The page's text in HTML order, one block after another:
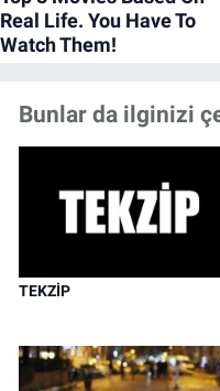
Bunlar da ilginizi
TEKZİP